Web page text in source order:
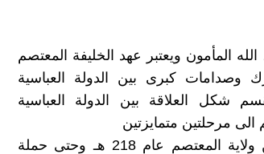
المأمون ويعتبر عهد الخليفة المعتصم
وصدامات كبرى بين الدولة العباسية
شكل العلاقة بين الدولة العباسية
الى مرحلتين متمايزتين
المرحلة الاولى وهي الفترة الممتدة من ولاية المعتصم عام 218 هـ وحتى حملة